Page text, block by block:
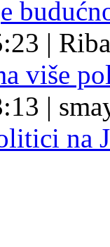
| Riba
više
|
na